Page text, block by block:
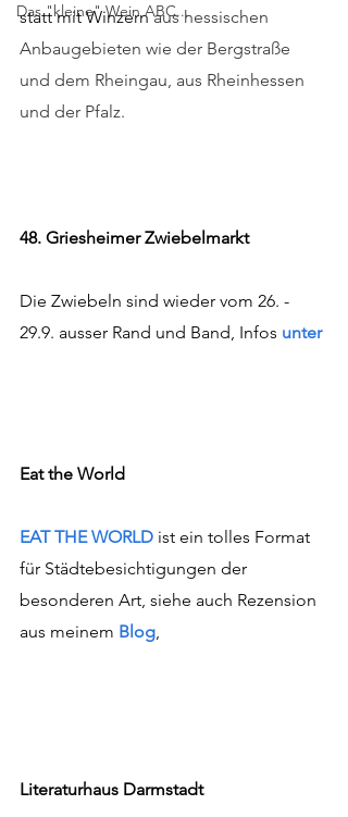
Das "kleine" Wein ABC...
statt mit Winzern aus hessischen
Anbaugebieten wie der Bergstraße
und dem Rheingau, aus Rheinhessen
und der Pfalz.
48. Griesheimer Zwiebelmarkt
Die Zwiebeln sind wieder vom 26. -
29.9. ausser Rand und Band, Infos unter
Eat the World
EAT THE WORLD ist ein tolles Format
für Städtebesichtigungen der
besonderen Art, siehe auch Rezension
aus meinem Blog,
Literaturhaus Darmstadt